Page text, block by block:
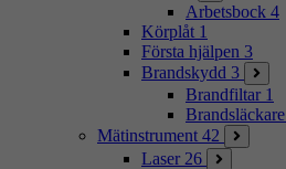
Arbetsbock 4
Körplåt 1
Första hjälpen 3
Brandskydd 3
Brandfiltar 1
Brandsläckare
Mätinstrument 42
Laser 26